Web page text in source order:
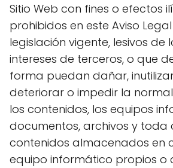
Sitio Web con fines o efectos
prohibidos en este Aviso
legislación vigente, lesivos de
intereses de terceros, o que
forma puedan dañar,
deteriorar o impedir la
los contenidos, los equipos
documentos, archivos y toda
contenidos almacenados en
equipo informático propios o